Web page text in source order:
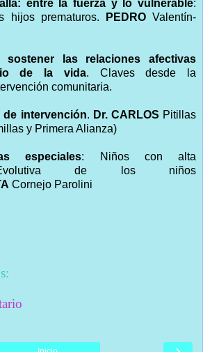
entre la fuerza y lo vulnerable:
hijos prematuros.
PEDROValentín-
sostener las relaciones afectivas
de la vida. Claves desde la
comunitaria.
de intervención. Dr. CARLOS Pitillas
y Primera Alianza)
especiales: Niños con alta
Evolutiva de los niños
Cornejo Parolini